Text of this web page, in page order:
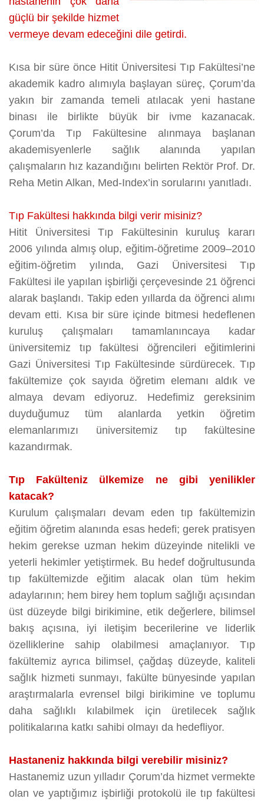
güçlü bir şekilde hizmet
vermeye devam edeceğini dile getirdi.
Kısa bir süre önce Hitit Üniversitesi Tıp Fakültesi’ne
akademik kadro alımıyla başlayan süreç, Çorum’da
yakın bir zamanda temeli atılacak yeni hastane
binası ile birlikte büyük bir ivme kazanacak.
Çorum’da Tıp Fakültesine alınmaya başlanan
akademisyenlerle sağlık alanında yapılan
çalışmaların hız kazandığını belirten Rektör Prof. Dr.
Reha Metin Alkan, Med-Index’in sorularını yanıtladı.
Tıp Fakültesi hakkında bilgi verir misiniz?
Hitit Üniversitesi Tıp Fakültesinin kuruluş kararı
2006 yılında almış olup, eğitim-öğretime 2009–2010
eğitim-öğretim yılında, Gazi Üniversitesi Tıp
Fakültesi ile yapılan işbirliği çerçevesinde 21 öğrenci
alarak başlandı. Takip eden yıllarda da öğrenci alımı
devam etti. Kısa bir süre içinde bitmesi hedeflenen
kuruluş çalışmaları tamamlanıncaya kadar
üniversitemiz tıp fakültesi öğrencileri eğitimlerini
Gazi Üniversitesi Tıp Fakültesinde sürdürecek. Tıp
fakültemize çok sayıda öğretim elemanı aldık ve
almaya devam ediyoruz. Hedefimiz gereksinim
duyduğumuz tüm alanlarda yetkin öğretim
elemanlarımızı üniversitemiz tıp fakültesine
kazandırmak.
Tıp Fakülteniz ülkemize ne gibi yenilikler
katacak?
Kurulum çalışmaları devam eden tıp fakültemizin
eğitim öğretim alanında esas hedefi; gerek pratisyen
hekim gerekse uzman hekim düzeyinde nitelikli ve
yeterli hekimler yetiştirmek. Bu hedef doğrultusunda
tıp fakültemizde eğitim alacak olan tüm hekim
adaylarının; hem birey hem toplum sağlığı açısından
üst düzeyde bilgi birikimine, etik değerlere, bilimsel
bakış açısına, iyi iletişim becerilerine ve liderlik
özelliklerine sahip olabilmesi amaçlanıyor. Tıp
fakültemiz ayrıca bilimsel, çağdaş düzeyde, kaliteli
sağlık hizmeti sunmayı, fakülte bünyesinde yapılan
araştırmalarla evrensel bilgi birikimine ve toplumu
daha sağlıklı kılabilmek için üretilecek sağlık
politikalarına katkı sahibi olmayı da hedefliyor.
Hastaneniz hakkında bilgi verebilir misiniz?
Hastanemiz uzun yılladır Çorum’da hizmet vermekte
olan ve yaptığımız işbirliği protokolü ile tıp fakültesi